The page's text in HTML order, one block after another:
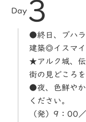
Day 3
●終日、ブハ
建築◎イスマ
★アルク城、
街の見どころを
●夜、色鮮や
ください。
（発）9：00